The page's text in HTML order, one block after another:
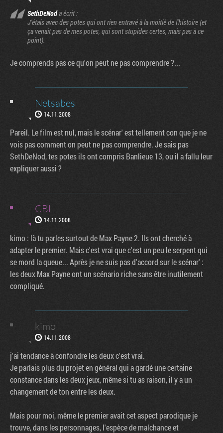
SethDeNoda écrit :
J'étais avec des potes qui ont rien entravé à la moitié de l'histoire (et
ça venait pas de mes potes, qui sont stupides certes, mais pas à ce
point).
Je comprends pas ce qu'on peut ne pas comprendre ?...
Netsabes
14.11.2008
Pareil. Le film est nul, mais le scénar' est tellement con que je ne
vois pas comment on peut ne pas comprendre. Je sais pas
SethDeNod, tes potes ils ont compris Banlieue 13, ou il a fallu leur
expliquer aussi ?
CBL
14.11.2008
kimo : là tu parles surtout de Max Payne 2. Ils ont cherché à
adapter le premier. Mais c'est vrai que c'est un peu le serpent qui
se mord la queue... Après je ne suis pas d'accord sur le scénar' :
les deux Max Payne ont un scénario riche sans être inutilement
compliqué.
kimo
14.11.2008
j'ai tendance à confondre les deux c'est vrai.
Je parlais plus du projet en général qui a gardé une certaine
constance dans les deux jeux, même si tu as raison, il y a un
changement de ton entre les deux.
Mais pour moi, même le premier avait cet aspect parodique je
trouve, dans les personnages, l'espèce de malchance et